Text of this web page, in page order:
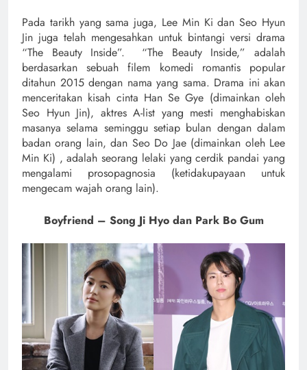
Pada tarikh yang sama juga, Lee Min Ki dan Seo Hyun
Jin juga telah mengesahkan untuk bintangi versi drama
“The Beauty Inside”. “The Beauty Inside,” adalah
berdasarkan sebuah filem komedi romantis popular
ditahun 2015 dengan nama yang sama. Drama ini akan
menceritakan kisah cinta Han Se Gye (dimainkan oleh
Seo Hyun Jin), aktres A-list yang mesti menghabiskan
masanya selama seminggu setiap bulan dengan dalam
badan orang lain, dan Seo Do Jae (dimainkan oleh Lee
Min Ki) , adalah seorang lelaki yang cerdik pandai yang
mengalami prosopagnosia (ketidakupayaan untuk
mengecam wajah orang lain).
Boyfriend – Song Ji Hyo dan Park Bo Gum